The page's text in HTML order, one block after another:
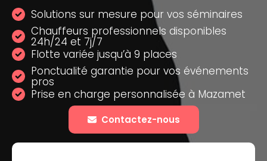
Solutions sur mesure pour vos séminaires
Chauffeurs professionnels disponibles
24h/24 et 7j/7
Flotte variée jusqu’à 9 places
Ponctualité garantie pour vos événements
pros
Prise en charge personnalisée à Mazamet
Contactez-nous